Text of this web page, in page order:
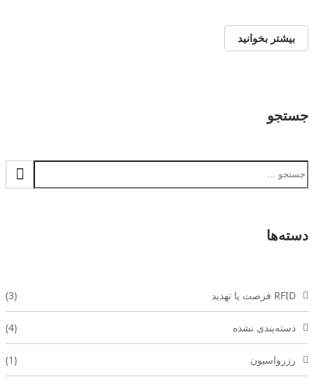
بیشتر بخوانید
جستجو
دسته‌ها
RFID فرصت یا تهدید (3)
دسته‌بندی نشده (4)
رزرواسیون (1)